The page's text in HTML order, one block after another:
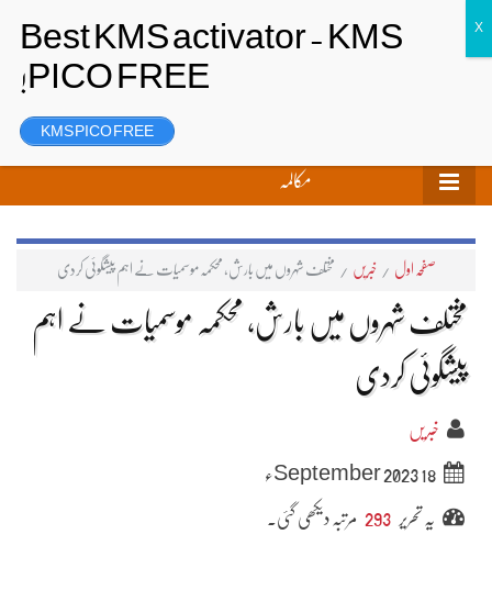
رجسٹر
مکالمہ
صفحہ اول / خبریں / مختلف شہروں میں بارش، محکمہ موسمیات نے اہم پیشگوئی کردی
مختلف شہروں میں بارش، محکمہ موسمیات نے اہم
پیشگوئی کردی
خبریں
18 September 2023ء
یہ تحریر 293 مرتبہ دیکھی گئی۔
KMS PICO FREE